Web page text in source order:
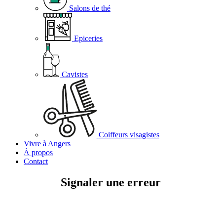
Salons de thé
Epiceries
Cavistes
Coiffeurs visagistes
Vivre à Angers
À propos
Contact
Signaler une erreur